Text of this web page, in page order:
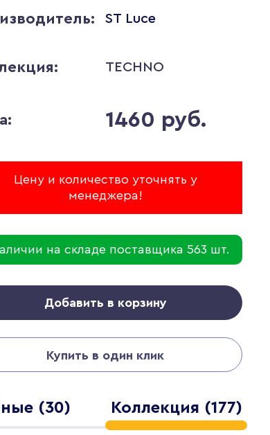
ST Luce
TECHNO
1460 руб.
Цену и количество уточнять у
менеджера!
на складе поставщика 563 шт.
Добавить в корзину
Купить в один клик
(30) Коллекция (177)